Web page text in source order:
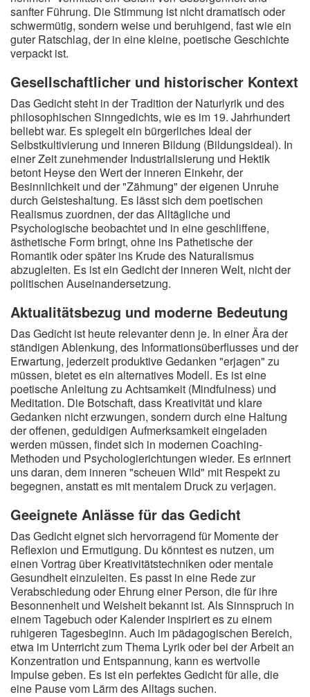
sanfter Führung. Die Stimmung ist nicht dramatisch oder
schwermütig, sondern weise und beruhigend, fast wie ein
guter Ratschlag, der in eine kleine, poetische Geschichte
verpackt ist.
Gesellschaftlicher und historischer Kontext
Das Gedicht steht in der Tradition der Naturlyrik und des
philosophischen Sinngedichts, wie es im 19. Jahrhundert
beliebt war. Es spiegelt ein bürgerliches Ideal der
Selbstkultivierung und inneren Bildung (Bildungsideal). In
einer Zeit zunehmender Industrialisierung und Hektik
betont Heyse den Wert der inneren Einkehr, der
Besinnlichkeit und der "Zähmung" der eigenen Unruhe
durch Geisteshaltung. Es lässt sich dem poetischen
Realismus zuordnen, der das Alltägliche und
Psychologische beobachtet und in eine geschliffene,
ästhetische Form bringt, ohne ins Pathetische der
Romantik oder später ins Krude des Naturalismus
abzugleiten. Es ist ein Gedicht der inneren Welt, nicht der
politischen Auseinandersetzung.
Aktualitätsbezug und moderne Bedeutung
Das Gedicht ist heute relevanter denn je. In einer Ära der
ständigen Ablenkung, des Informationsüberflusses und der
Erwartung, jederzeit produktive Gedanken "erjagen" zu
müssen, bietet es ein alternatives Modell. Es ist eine
poetische Anleitung zu Achtsamkeit (Mindfulness) und
Meditation. Die Botschaft, dass Kreativität und klare
Gedanken nicht erzwungen, sondern durch eine Haltung
der offenen, geduldigen Aufmerksamkeit eingeladen
werden müssen, findet sich in modernen Coaching-
Methoden und Psychologierichtungen wieder. Es erinnert
uns daran, dem inneren "scheuen Wild" mit Respekt zu
begegnen, anstatt es mit mentalem Druck zu verjagen.
Geeignete Anlässe für das Gedicht
Das Gedicht eignet sich hervorragend für Momente der
Reflexion und Ermutigung. Du könntest es nutzen, um
einen Vortrag über Kreativitätstechniken oder mentale
Gesundheit einzuleiten. Es passt in eine Rede zur
Verabschiedung oder Ehrung einer Person, die für ihre
Besonnenheit und Weisheit bekannt ist. Als Sinnspruch in
einem Tagebuch oder Kalender inspiriert es zu einem
ruhigeren Tagesbeginn. Auch im pädagogischen Bereich,
etwa im Unterricht zum Thema Lyrik oder bei der Arbeit an
Konzentration und Entspannung, kann es wertvolle
Impulse geben. Es ist ein perfektes Gedicht für alle, die
eine Pause vom Lärm des Alltags suchen.